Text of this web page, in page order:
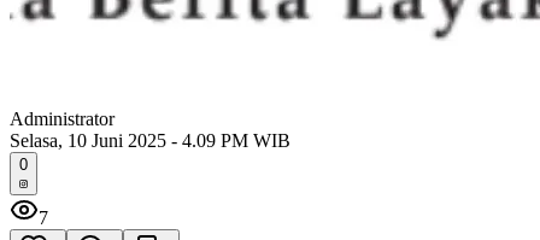
Administrator
Selasa, 10 Juni 2025 - 4.09 PM WIB
0
7